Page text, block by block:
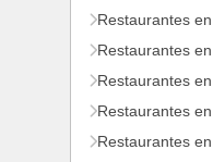
Restaurantes
Restaurantes
Restaurantes
Restaurantes
Restaurantes